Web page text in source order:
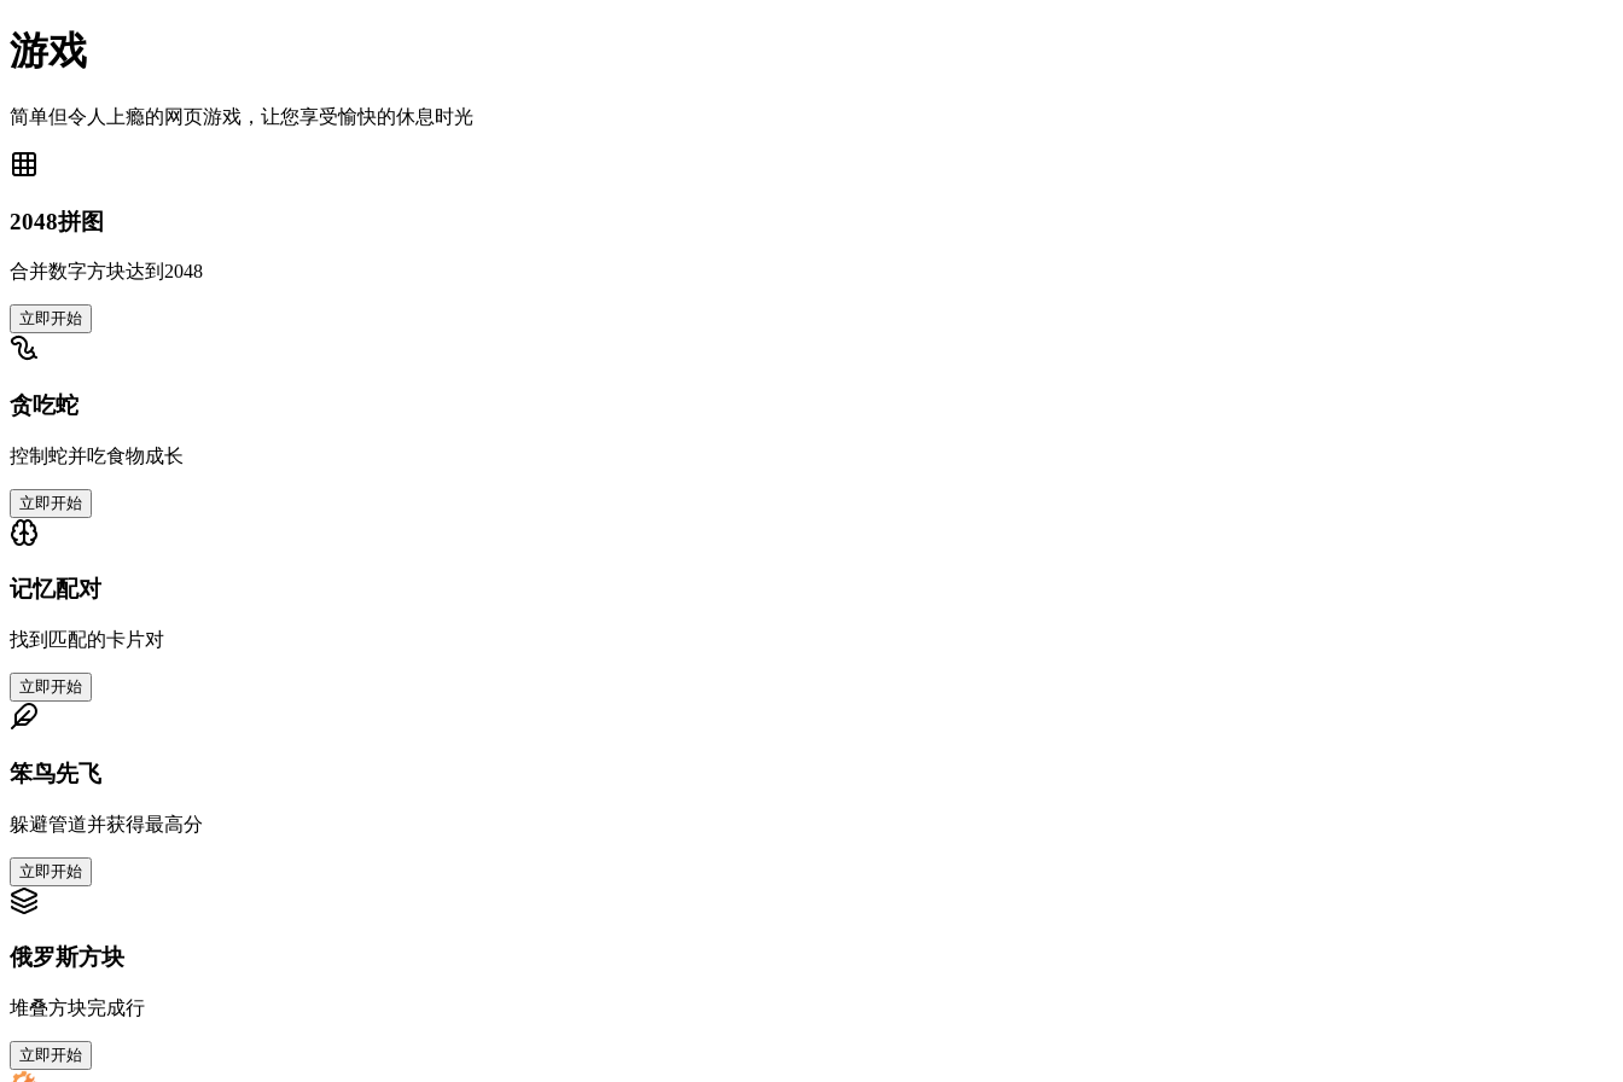
游戏
简单但令人上瘾的网页游戏，让您享受愉快的休息时光
2048拼图
合并数字方块达到2048
立即开始
贪吃蛇
控制蛇并吃食物成长
立即开始
记忆配对
找到匹配的卡片对
立即开始
笨鸟先飞
躲避管道并获得最高分
立即开始
俄罗斯方块
堆叠方块完成行
立即开始